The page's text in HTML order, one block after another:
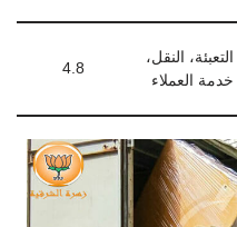
التعبئة، النقل،
خدمة العملاء
4.8